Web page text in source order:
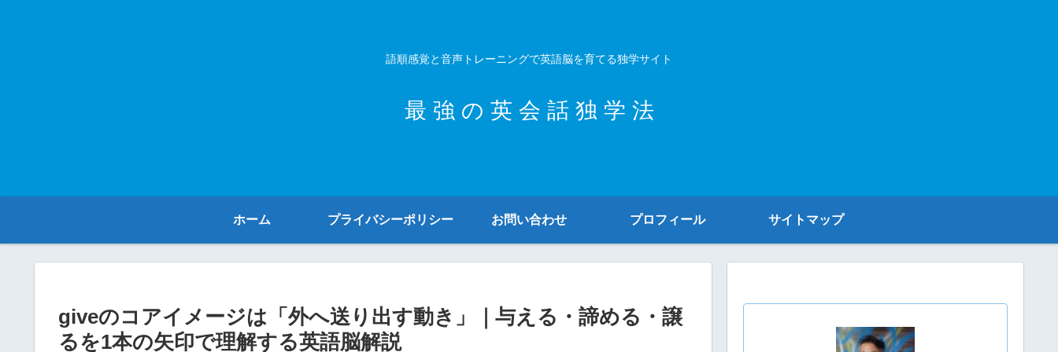
語順感覚と音声トレーニングで英語脳を育てる独学サイト
最 強 の 英 会 話 独 学 法
ホーム プライバシーポリシー お問い合わせ プロフィール サイトマップ
giveのコアイメージは「外へ送り出す動き」｜与える・諦める・譲
るを1本の矢印で理解する英語脳解説